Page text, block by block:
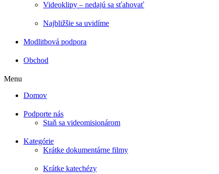
Videoklipy – nedajú sa sťahovať
Najbližšie sa uvidíme
Modlitbová podpora
Obchod
Menu
Domov
Podporte nás
Staň sa videomisionárom
Kategórie
Krátke dokumentárne filmy
Krátke katechézy